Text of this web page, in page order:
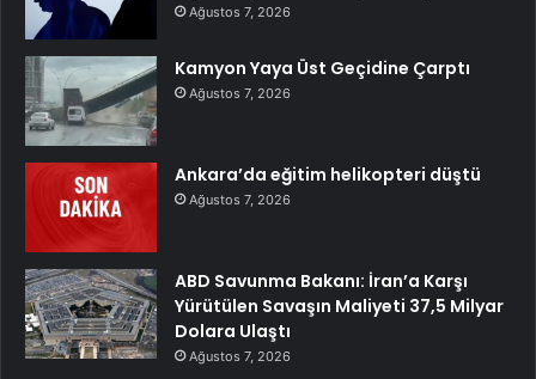
Ağustos 7, 2026
Kamyon Yaya Üst Geçidine Çarptı
Ağustos 7, 2026
Ankara’da eğitim helikopteri düştü
Ağustos 7, 2026
ABD Savunma Bakanı: İran’a Karşı
Yürütülen Savaşın Maliyeti 37,5 Milyar
Dolara Ulaştı
Ağustos 7, 2026